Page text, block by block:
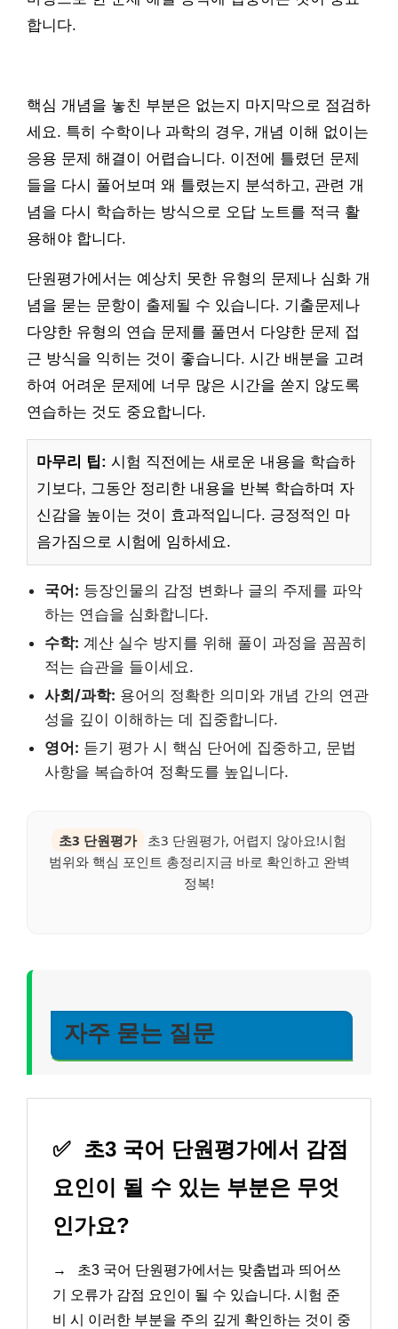
합니다.
핵심 개념을 놓친 부분은 없는지 마지막으로 점검하
세요. 특히 수학이나 과학의 경우, 개념 이해 없이는
응용 문제 해결이 어렵습니다. 이전에 틀렸던 문제
들을 다시 풀어보며 왜 틀렸는지 분석하고, 관련 개
념을 다시 학습하는 방식으로 오답 노트를 적극 활
용해야 합니다.
단원평가에서는 예상치 못한 유형의 문제나 심화 개
념을 묻는 문항이 출제될 수 있습니다. 기출문제나
다양한 유형의 연습 문제를 풀면서 다양한 문제 접
근 방식을 익히는 것이 좋습니다. 시간 배분을 고려
하여 어려운 문제에 너무 많은 시간을 쏟지 않도록
연습하는 것도 중요합니다.
마무리 팁: 시험 직전에는 새로운 내용을 학습하
기보다, 그동안 정리한 내용을 반복 학습하며 자
신감을 높이는 것이 효과적입니다. 긍정적인 마
음가짐으로 시험에 임하세요.
국어: 등장인물의 감정 변화나 글의 주제를 파악
하는 연습을 심화합니다.
수학: 계산 실수 방지를 위해 풀이 과정을 꼼꼼히
적는 습관을 들이세요.
사회/과학: 용어의 정확한 의미와 개념 간의 연관
성을 깊이 이해하는 데 집중합니다.
영어: 듣기 평가 시 핵심 단어에 집중하고, 문법
사항을 복습하여 정확도를 높입니다.
초3 단원평가
초3 단원평가, 어렵지 않아요!시험
범위와 핵심 포인트 총정리지금 바로 확인하고 완벽
정복!
자주 묻는 질문
✅ 초3 국어 단원평가에서 감점
요인이 될 수 있는 부분은 무엇
인가요?
→
초3 국어 단원평가에서는 맞춤법과 띄어쓰
기 오류가 감점 요인이 될 수 있습니다. 시험 준
비 시 이러한 부분을 주의 깊게 확인하는 것이 중